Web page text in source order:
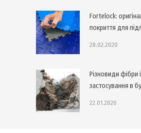
Fortelock:
покриття для
28.02.2020
Різновиди фібри і
застосування в
22.01.2020